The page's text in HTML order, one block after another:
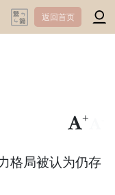
返回首页
+
格局被认为仍存